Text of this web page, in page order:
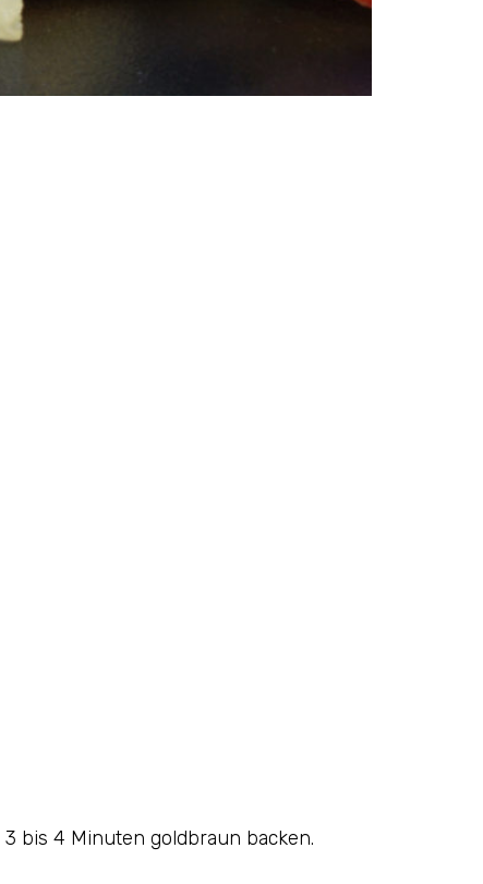
bis 4 Minuten goldbraun backen.